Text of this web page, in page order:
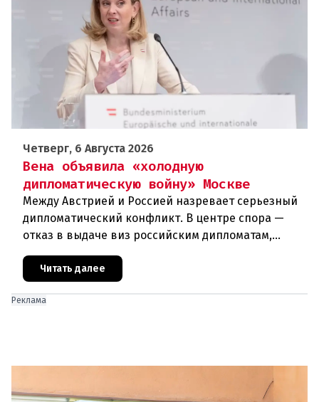
Четверг, 6 Августа 2026
Вена объявила «холодную
дипломатическую войну» Москве
Между Австрией и Россией назревает серьезный
дипломатический конфликт. В центре спора —
отказ в выдаче виз российским дипломатам,
международных организаций, которые
Читать далее
Реклама